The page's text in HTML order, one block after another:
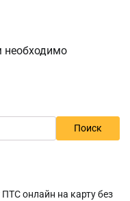
необходимо
Поиск
онлайн на карту без